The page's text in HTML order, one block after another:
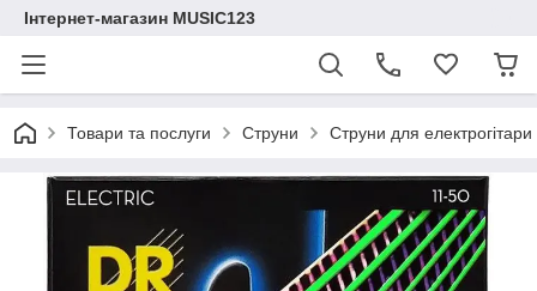
Інтернет-магазин MUSIC123
Товари та послуги Струни Струни для